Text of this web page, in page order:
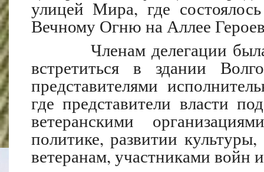
улицей Мира, где
Вечному Огню на Аллее
Членам делегации была
встретиться в здании
представителями
где представители власти
ветеранскими
политике, развитии
ветеранам, участниками войн